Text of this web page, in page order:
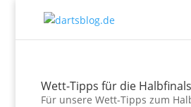
Wett-Tipps für die
Für unsere Wett-Tipps zum